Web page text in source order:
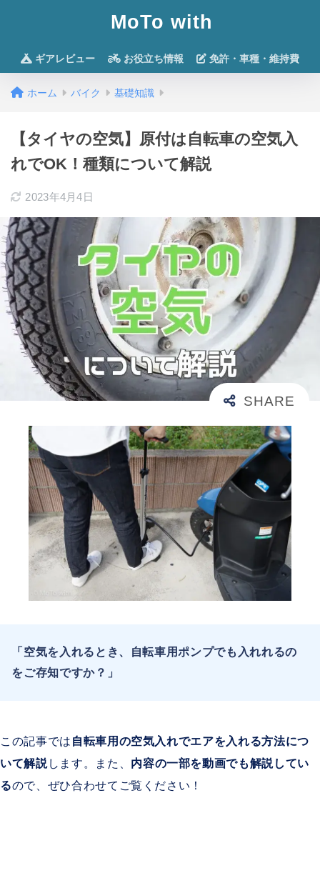
MoTo with
ギアレビュー お役立ち情報 免許・車種・維持費
ホーム バイク 基礎知識
【タイヤの空気】原付は自転車の空気入
れでOK！種類について解説
2023年4月4日
「空気を入れるとき、自転車用ポンプでも 入れれるの
をご存知ですか？」
この記事では 自転車用の空気入れでエアを入れる方法につ
いて解説します。また、 内容の一部を動画でも解説してい
るので、ぜひ合わせてご覧ください！